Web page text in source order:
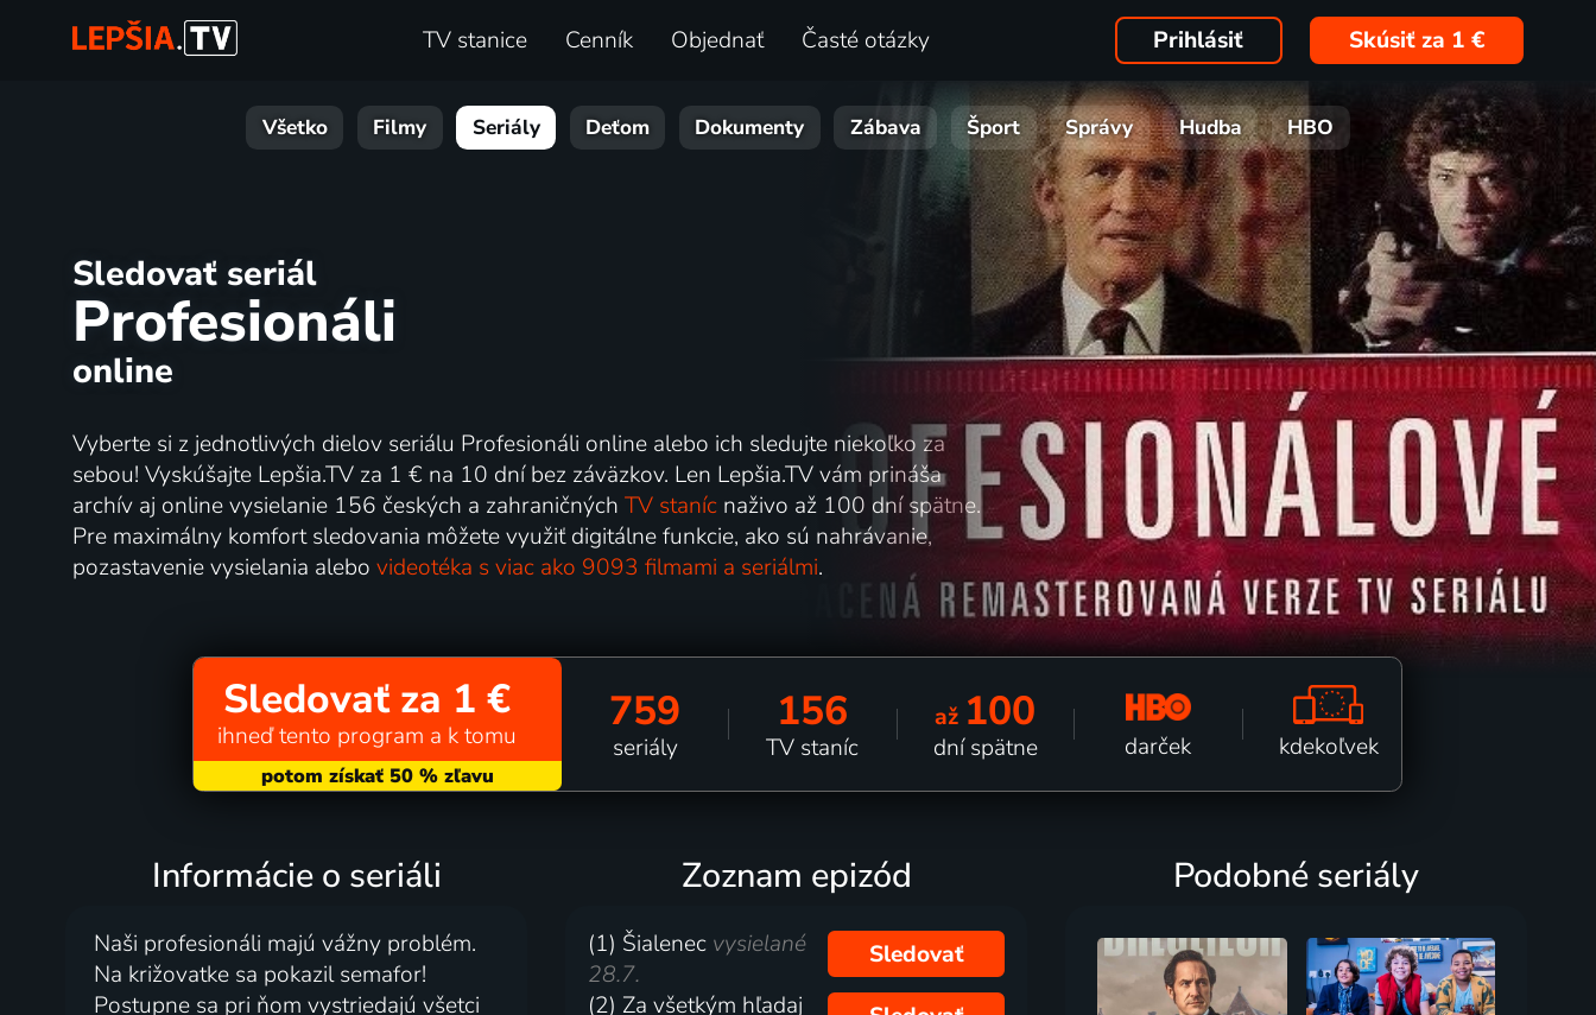
TV stanice Cenník Objednať Časté otázky Prihlásiť Skúsiť za 1 €
Všetko Filmy Seriály Deťom Dokumenty Zábava Šport Správy Hudba HBO
Sledovať seriál
Profesionáli
online
Vyberte si z jednotlivých dielov seriálu Profesionáli online alebo ich sledujte niekoľko za
sebou! Vyskúšajte Lepšia.TV za 1 € na 10 dní bez záväzkov. Len Lepšia.TV vám prináša
archív aj online vysielanie 156 českých a zahraničných TV stanícnaživo až 100 dní spätne.
Pre maximálny komfort sledovania môžete využiť digitálne funkcie, ako sú nahrávanie,
pozastavenie vysielania alebo videotéka s viac ako 9093 filmami a seriálmi.
Sledovať za 1 €
ihneď tento program a k tomu 759
seriály
156
TV staníc
až 100
dní spätne darček kdekoľvek
Informácie o seriáli
Naši profesionáli majú vážny problém.
Na križovatke sa pokazil semafor!
Postupne sa pri ňom vystriedajú všetci
Zoznam epizód
(1) Šialenec vysielané
28.7.
Sledovať
(2) Za všetkým hľadaj
Podobné seriály